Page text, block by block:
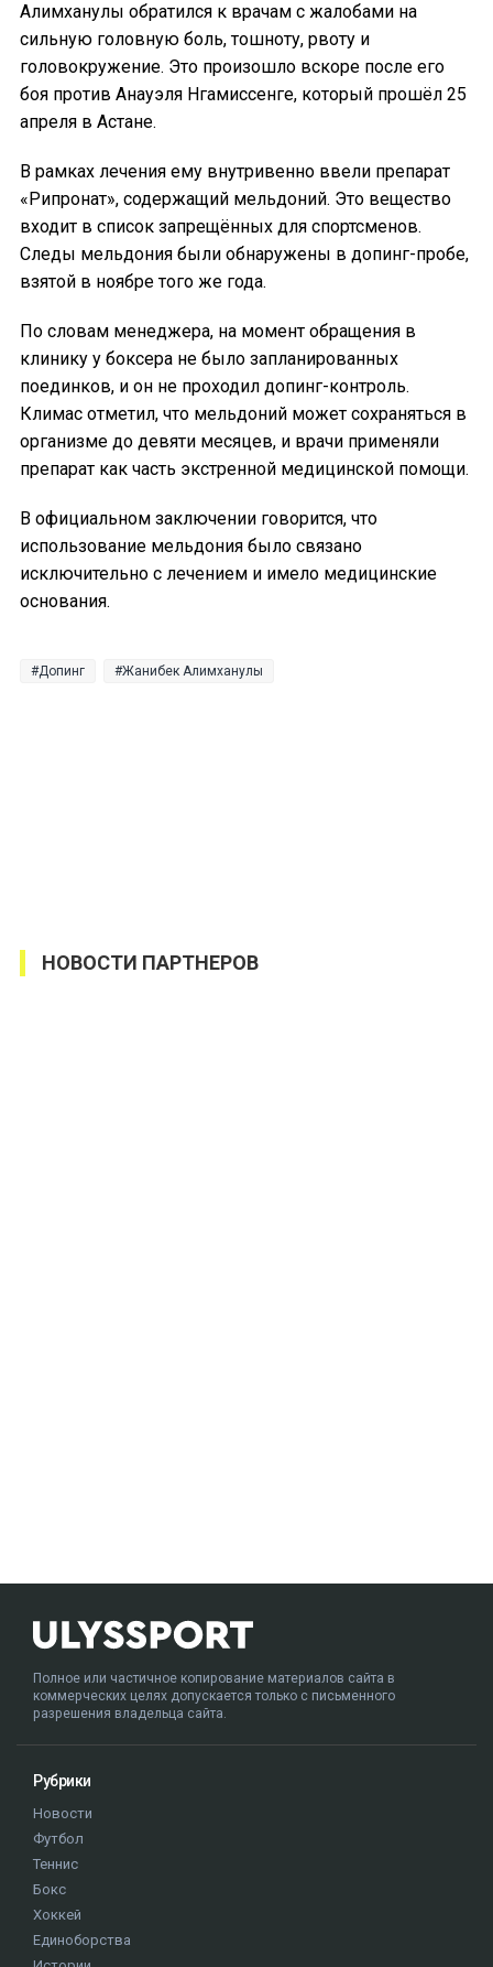
Алимханулы обратился к врачам с жалобами на
сильную головную боль, тошноту, рвоту и
головокружение. Это произошло вскоре после его
боя против Анауэля Нгамиссенге, который прошёл 25
апреля в Астане.
В рамках лечения ему внутривенно ввели препарат
«Рипронат», содержащий мельдоний. Это вещество
входит в список запрещённых для спортсменов.
Следы мельдония были обнаружены в допинг-пробе,
взятой в ноябре того же года.
По словам менеджера, на момент обращения в
клинику у боксера не было запланированных
поединков, и он не проходил допинг-контроль.
Климас отметил, что мельдоний может сохраняться в
организме до девяти месяцев, и врачи применяли
препарат как часть экстренной медицинской помощи.
В официальном заключении говорится, что
использование мельдония было связано
исключительно с лечением и имело медицинские
основания.
Допинг Жанибек Алимханулы
НОВОСТИ ПАРТНЕРОВ
Полное или частичное копирование материалов сайта в
коммерческих целях допускается только с письменного
разрешения владельца сайта.
Рубрики
Новости
Футбол
Теннис
Бокс
Хоккей
Единоборства